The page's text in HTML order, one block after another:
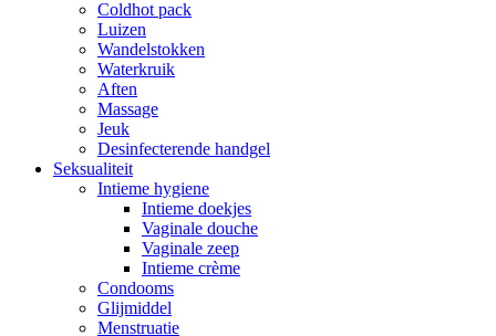
Coldhot pack
Luizen
Wandelstokken
Waterkruik
Aften
Massage
Jeuk
Desinfecterende handgel
Seksualiteit
Intieme hygiene
Intieme doekjes
Vaginale douche
Vaginale zeep
Intieme crème
Condooms
Glijmiddel
Menstruatie